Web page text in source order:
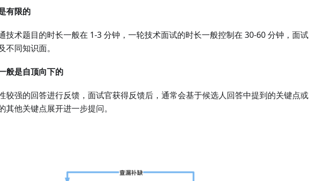
有限的
技术题目的时长一般在 1-3 分钟，一轮技术面试的时长一般控制在 30-60 分钟，面试
不同知识面。
般是自顶向下的
较强的回答进行反馈，面试官获得反馈后，通常会基于候选人回答中提到的关键点或
其他关键点展开进一步提问。